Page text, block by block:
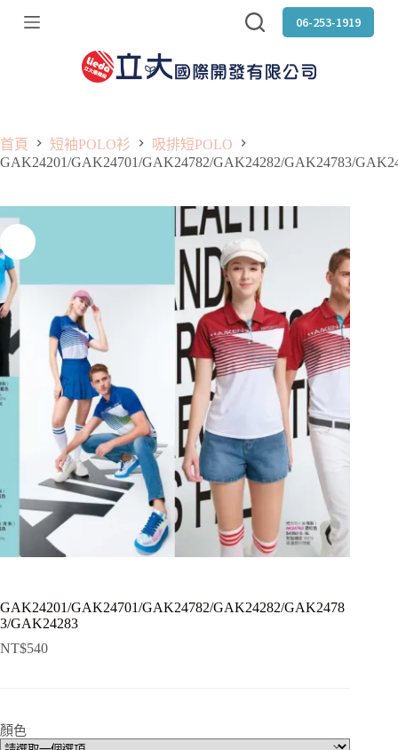
跳
06-253-1919
首頁 短袖POLO衫
吸排短POLO
GAK24201/GAK24701/GAK24782/GAK24282/GAK24783/
GAK24201/GAK24701/GAK24782/GAK24282/GAK2478
3/GAK24283
NT$540
顏色